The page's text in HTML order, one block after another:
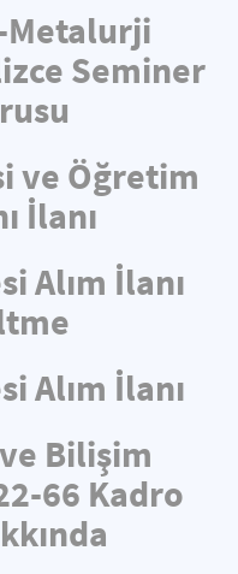
Metalurji
Seminer
ve Öğretim
İlanı
Alım İlanı
Alım İlanı
Bilişim
66 Kadro